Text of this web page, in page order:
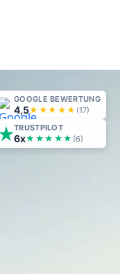
GOOGLE BEWERTUNG
4,5★★★★★ (17)
TRUSTPILOT
6x★★★★★ (6)